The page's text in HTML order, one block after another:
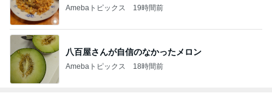
Amebaトピックス 19時間前
八百屋さんが自信のなかったメロン
Amebaトピックス 18時間前